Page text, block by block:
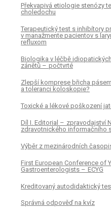
Překvapivá etiologie stenózy
choledochu
Terapeutický test s inhibítory
v manažmente pa­cientov s
refluxom
Biologika v léčbě
zánětů – počtvrté
Zlepší komprese břicha
a toleranci koloskopie?
Toxické a lékové poškození
Díl I. Editorial – zpravodajství
zdravotnického informačního
Výběr z mezinárodních
First European Conference of
Gastroenterologists – ECYG
Kreditovaný autodidaktický
Správná odpověď na kvíz